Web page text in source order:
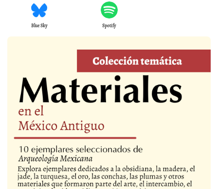
Blue Sky Spotify